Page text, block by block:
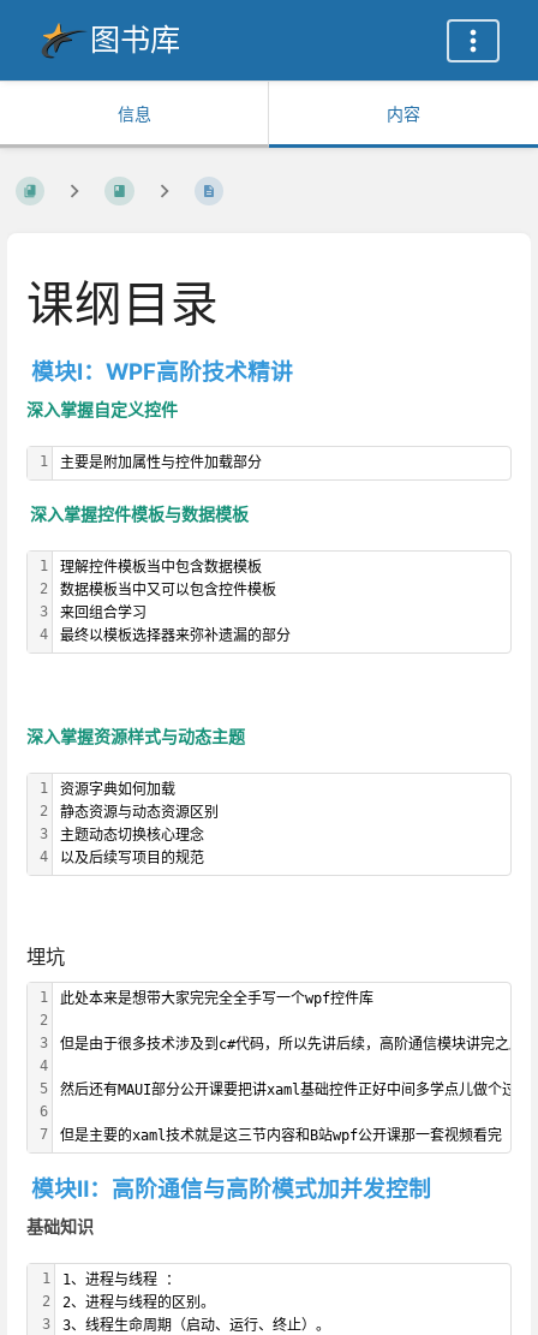
图书库
信息 内容
课纲目录
模块Ⅰ：WPF高阶技术精讲
深入掌握自定义控件
1 主要是附加属性与控件加载部分
深入掌握控件模板与数据模板
1
2
3
4
理解控件模板当中包含数据模板
数据模板当中又可以包含控件模板
来回组合学习
最终以模板选择器来弥补遗漏的部分
深入掌握资源样式与动态主题
1
2
3
4
资源字典如何加载
静态资源与动态资源区别
主题动态切换核心理念
以及后续写项目的规范
埋坑
1
2
3
4
5
6
7
此处本来是想带大家完完全全手写一个wpf控件库
但是由于很多技术涉及到c#代码，所以先讲后续，高阶通信模块讲完之后
然后还有MAUI部分公开课要把讲xaml基础控件正好中间多学点儿做个过渡
但是主要的xaml技术就是这三节内容和B站wpf公开课那一套视频看完
模块Ⅱ：高阶通信与高阶模式加并发控制
基础知识
1
2
3
1、进程与线程 ：
2、进程与线程的区别。
3、线程生命周期（启动、运行、终止）。